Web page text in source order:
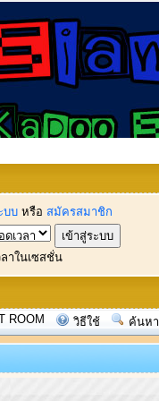
บบ หรือ สมัครสมาชิก
าในเซสชั่น
ROOM วิธีใช้ ค้นหา